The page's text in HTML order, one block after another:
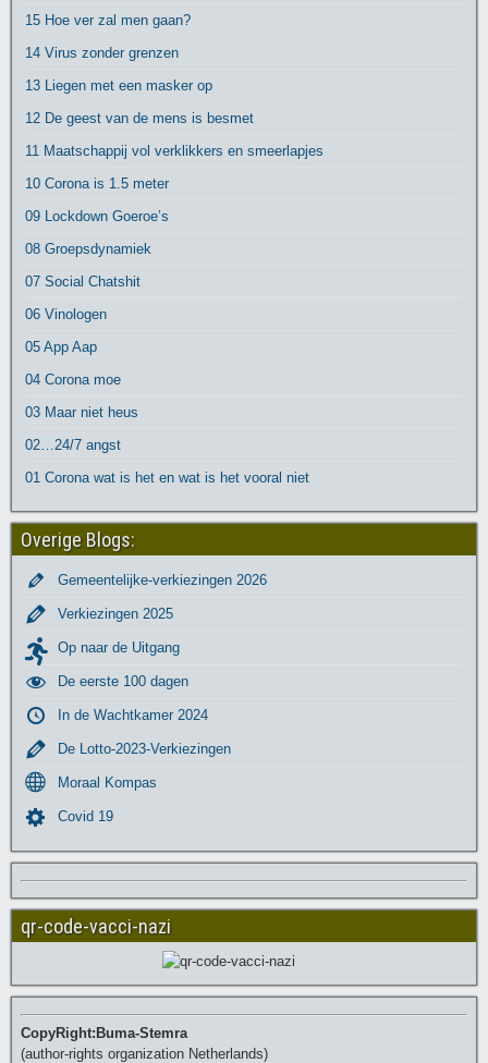
15 Hoe ver zal men gaan?
14 Virus zonder grenzen
13 Liegen met een masker op
12 De geest van de mens is besmet
11 Maatschappij vol verklikkers en smeerlapjes
10 Corona is 1.5 meter
09 Lockdown Goeroe’s
08 Groepsdynamiek
07 Social Chatshit
06 Vinologen
05 App Aap
04 Corona moe
03 Maar niet heus
02…24/7 angst
01 Corona wat is het en wat is het vooral niet
Overige Blogs:
Gemeentelijke-verkiezingen 2026
Verkiezingen 2025
Op naar de Uitgang
De eerste 100 dagen
In de Wachtkamer 2024
De Lotto-2023-Verkiezingen
Moraal Kompas
Covid 19
qr-code-vacci-nazi
CopyRight:Buma-Stemra
(author-rights organization Netherlands)